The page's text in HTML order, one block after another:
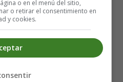
of Tradition and
o en el menú del sitio,
o retirar el consentimiento en
y cookies.